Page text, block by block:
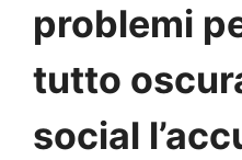
problemi
tutto
social